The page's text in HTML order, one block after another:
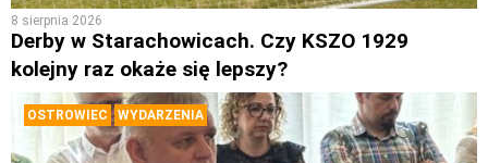
8 sierpnia 2026
Derby w Starachowicach. Czy KSZO 1929
kolejny raz okaże się lepszy?
OSTROWIEC WYDARZENIA